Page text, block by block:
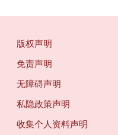
版权声明
免责声明
无障碍声明
私隐政策声明
收集个人资料声明